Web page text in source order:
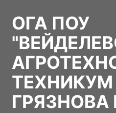
ОГА ПОУ
ГРЯЗНОВА